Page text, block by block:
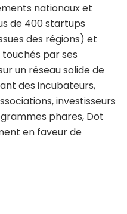
nationaux et
de 400 startups
des régions) et
par ses
un réseau solide de
des incubateurs,
investisseurs
phares, Dot
en faveur de